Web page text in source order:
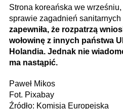
Strona koreańska we
sprawie zagadnień sanitarnych
zapewniła, że rozpatrzą
wołowinę z innych państwa
Holandia. Jednak nie
ma nastąpić.
Paweł Mikos
Fot. Pixabay
Źródło: Komisja Europejska